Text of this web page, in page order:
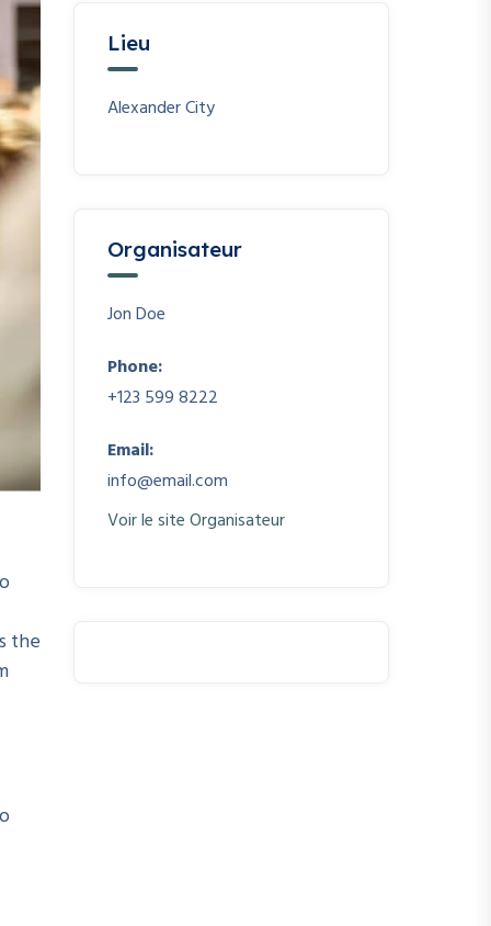
the
Lieu
Alexander City
Organisateur
Jon Doe
Phone:
+123 599 8222
Email:
info@email.com
Voir le site Organisateur